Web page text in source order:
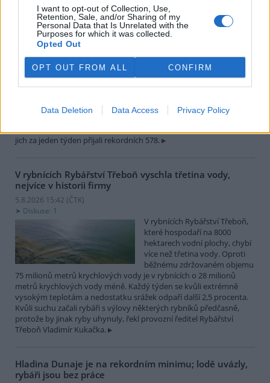
I want to opt-out of Collection, Use,
Retention, Sale, and/or Sharing of my
Personal Data that Is Unrelated with the
Purposes for which it was collected.
Opted Out
OPT OUT FROM ALL CONFIRM
Data Deletion Data Access Privacy Policy
Záchranná stanice v Praze přijímá kvůli vedrům více
volně žijících zvířat
5.8.2026 17:40 | PRAHA (
teplotám pracovníci pražské
záchranné stanice pro volně
žijící živočichy přijímají více
dehydratovaná a vysílená mláďata ptáků nebo veverek. ČTK to
sdělila mluvčí stanice Petra Fišerová. Během současné vlny veder
jich za jeden týden přijali rekordních 578.
V rybnících Rybářství Třeboň vyschla třetina vody,
nejvíce v historii firmy
5.8.2026 15:42 (ČTK)
Diskuse: 1
V rybnících Rybářství Třeboň,
které hospodaří na 8000
hektarech vodní plochy, chybí
více než třetina vody. Oproti
běžnému zdržovaném objemu
75 milionů metrů krychlových vody je v rybnících o 28 milionů
metrů krychlových vody méně. Každý týden se kvůli extrémně
vysokým teplotám a nedostatku srážek odpaří další 2,5 procenta.
Kvůli suchu začali rybáři s výlovy některých rybníků předčasně,
protože by jinak ryby uhynuly, řekl provozní ředitel Rybářství
Třeboň Vladimír Kukačka.
Hladina Dunaje je na rekordním minimu; lodě uvázly,
rybáři jsou bez práce